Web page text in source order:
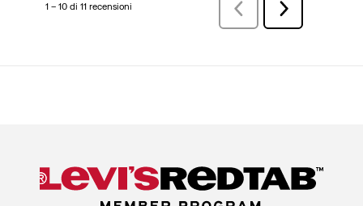
1 – 10 di 11 recensioni Precedenterecensioni
Successiva
recensioni